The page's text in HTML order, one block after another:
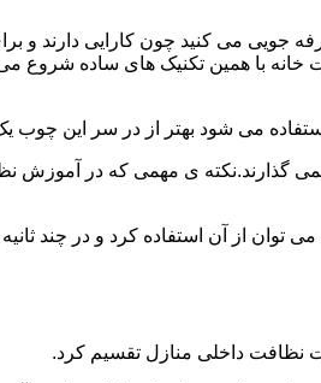
جویی می کنید چون کارایی دارند و
خانه با همین تکنیک های ساده شروع
گذارند.نکته ی مهمی که در آموزش
توان از آن استفاده کرد و در چند
داخلی منازل تقسیم کرد.